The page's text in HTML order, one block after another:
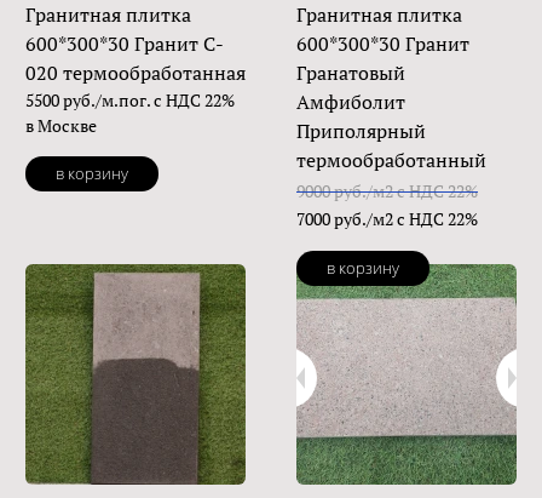
Гранитная плитка
600*300*30 Гранит C-
020 термообработанная
5500 руб./м.пог. с НДС 22%
в Москве
в корзину
Гранитная плитка
600*300*30 Гранит
Гранатовый
Амфиболит
Приполярный
термообработанный
9000 руб./м2 с НДС 22%
7000 руб./м2 с НДС 22%
в корзину